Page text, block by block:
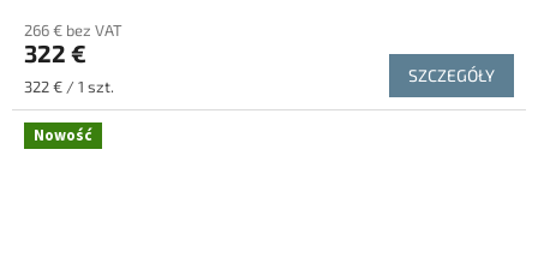
266 € bez VAT
322 €
Cena
jednostkowa:
322 € / 1 szt.
SZCZEGÓŁY
Nowość